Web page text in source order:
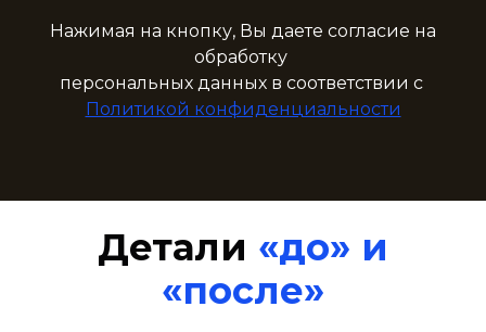
Нажимая на кнопку, Вы даете согласие на
обработку
персональных данных в соответствии с
Политикой конфиденциальности
Детали «до» и
«после»